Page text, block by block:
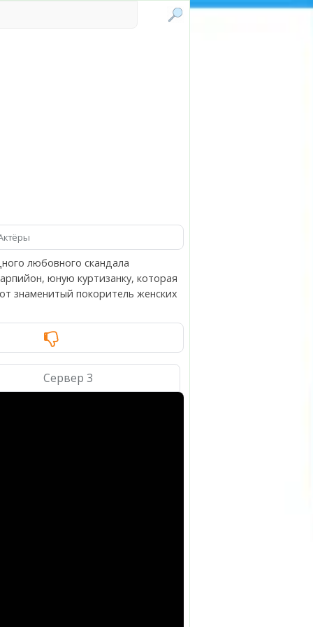
любовного скандала
юную куртизанку, которая
знаменитый покоритель женских
Сервер 3